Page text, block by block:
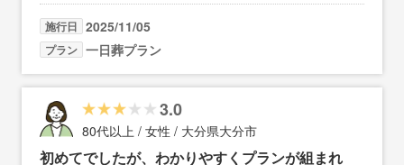
施行日 2025/11/05
プラン 一日葬プラン
3.0
80代以上 / 女性 / 大分県大分市
初めてでしたが、わかりやすくプランが組まれ